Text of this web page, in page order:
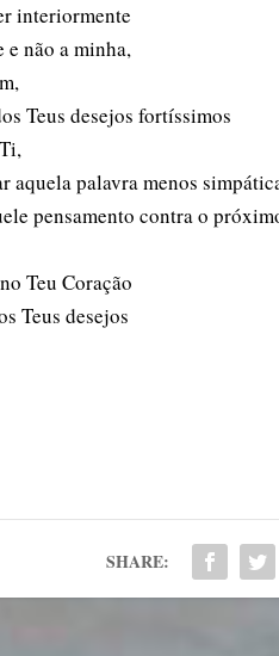
interiormente
e não a minha,
Teus desejos fortíssimos
aquela palavra menos
pensamento contra o
Teu Coração
Teus desejos
SHARE: